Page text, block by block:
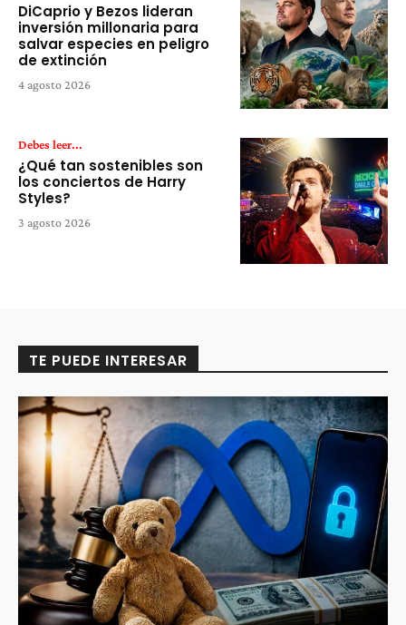
DiCaprio y Bezos lideran
inversión millonaria para
salvar especies en peligro
de extinción
4 agosto 2026
Debes leer...
¿Qué tan sostenibles son
los conciertos de Harry
Styles?
3 agosto 2026
TE PUEDE INTERESAR